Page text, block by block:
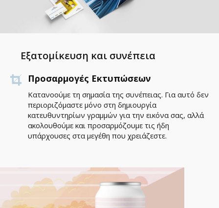
Εξατομίκευση και συνέπεια
Προσαρμογές Εκτυπώσεων
Κατανοούμε τη σημασία της συνέπειας. Για αυτό δεν
περιοριζόμαστε μόνο στη δημιουργία
κατευθυντηρίων γραμμών για την εικόνα σας, αλλά
ακολουθούμε και προσαρμόζουμε τις ήδη
υπάρχουσες στα μεγέθη που χρειάζεστε.